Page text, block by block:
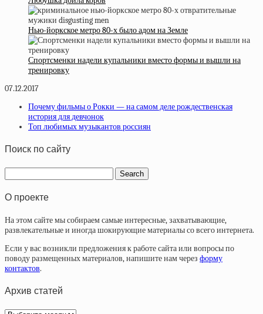
Нью-йоркское метро 80-х было адом на Земле
Спортсменки надели купальники вместо формы и вышли на
тренировку
07.12.2017
Почему фильмы о Рокки — на самом деле рождественская
история для девчонок
Топ любимых музыкантов россиян
Поиск по сайту
О проекте
На этом сайте мы собираем самые интересные, захватывающие,
развлекательные и иногда шокирующие материалы со всего интернета.
Если у вас возникли предложения к работе сайта или вопросы по
поводу размещенных материалов, напишите нам через форму
контактов.
Архив статей